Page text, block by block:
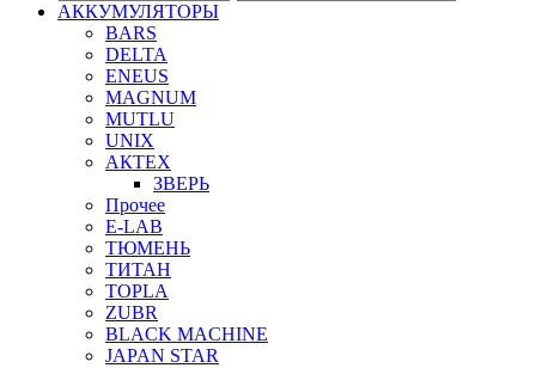
АККУМУЛЯТОРЫ
BARS
DELTA
ENEUS
MAGNUM
MUTLU
UNIX
АКТЕХ
ЗВЕРЬ
Прочее
E-LAB
ТЮМЕНЬ
ТИТАН
TOPLA
ZUBR
BLACK MACHINE
JAPAN STAR